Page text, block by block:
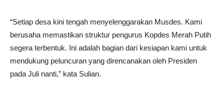
“Setiap desa kini tengah menyelenggarakan Musdes. Kami
berusaha memastikan struktur pengurus Kopdes Merah Putih
segera terbentuk. Ini adalah bagian dari kesiapan kami untuk
mendukung peluncuran yang direncanakan oleh Presiden
pada Juli nanti,” kata Sulian.